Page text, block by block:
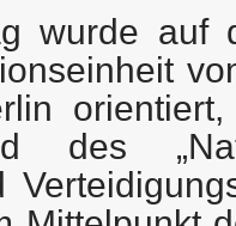
wurde auf
des